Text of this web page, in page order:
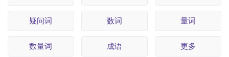
疑问词 数词 量词
数量词 成语 更多